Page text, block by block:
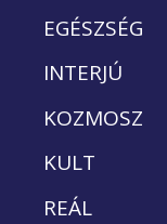
EGÉSZSÉG
INTERJÚ
KOZMOSZ
KULT
REÁL